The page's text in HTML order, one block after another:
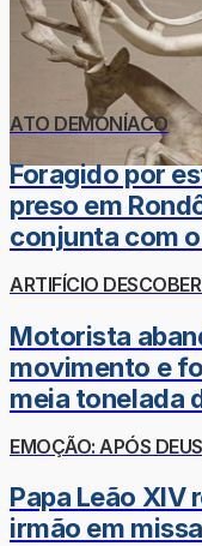
ATO DEMONÍACO
Foragido por
preso em
conjunta com o
ARTIFÍCIO
Motorista
movimento e
meia tonelada
EMOÇÃO: APÓS
Papa Leão XIV
irmão em